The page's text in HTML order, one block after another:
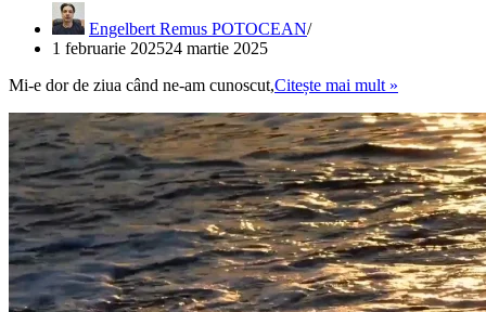
Engelbert Remus POTOCEAN
1 februarie 202524 martie 2025
Mi-e dor de ziua când ne-am cunoscut,Citește mai mult »